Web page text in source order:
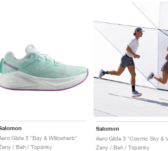
Glide 3 "Bay & Willowherb"
/ Beh / Topánky
Salomon
Ženy / Beh / Topánky